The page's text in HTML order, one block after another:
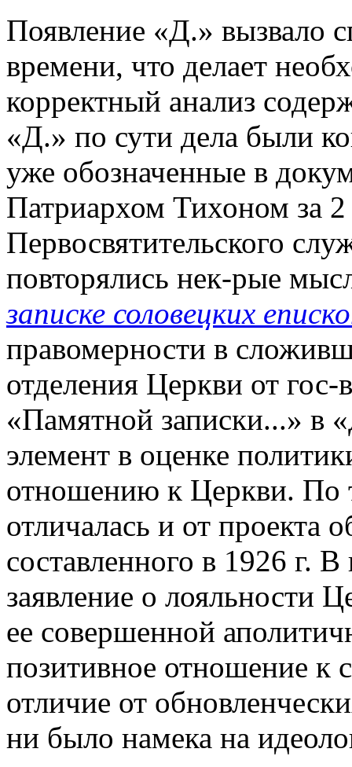
Появление «Д.» вызвало
времени, что делает
корректный анализ
«Д.» по сути дела были
уже обозначенные в
Патриархом Тихоном за 2
Первосвятительского
повторялись нек-рые
записке соловецких
правомерности в
отделения Церкви от
«Памятной записки...» в
элемент в оценке
отношению к Церкви. По
отличалась и от проекта
составленного в 1926 г.
заявление о лояльности
ее совершенной
позитивное отношение к
отличие от
ни было намека на